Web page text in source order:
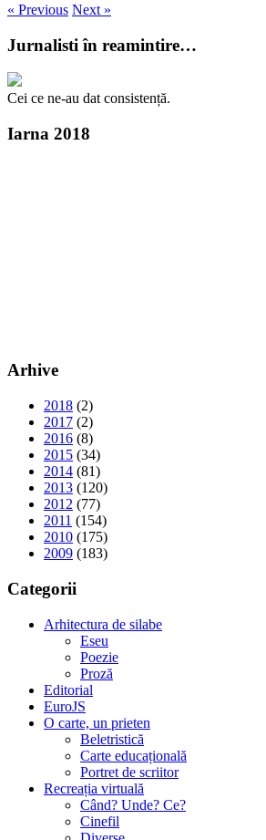
« Previous Next »
Jurnalisti în reamintire…
Cei ce ne-au dat consistență.
Iarna 2018
Arhive
2018 (2)
2017 (2)
2016 (8)
2015 (34)
2014 (81)
2013 (120)
2012 (77)
2011 (154)
2010 (175)
2009 (183)
Categorii
Arhitectura de silabe
Eseu
Poezie
Proză
Editorial
EuroJS
O carte, un prieten
Beletristică
Carte educațională
Portret de scriitor
Recreația virtuală
Când? Unde? Ce?
Cinefil